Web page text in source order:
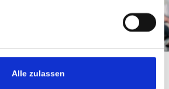
Alle zulassen